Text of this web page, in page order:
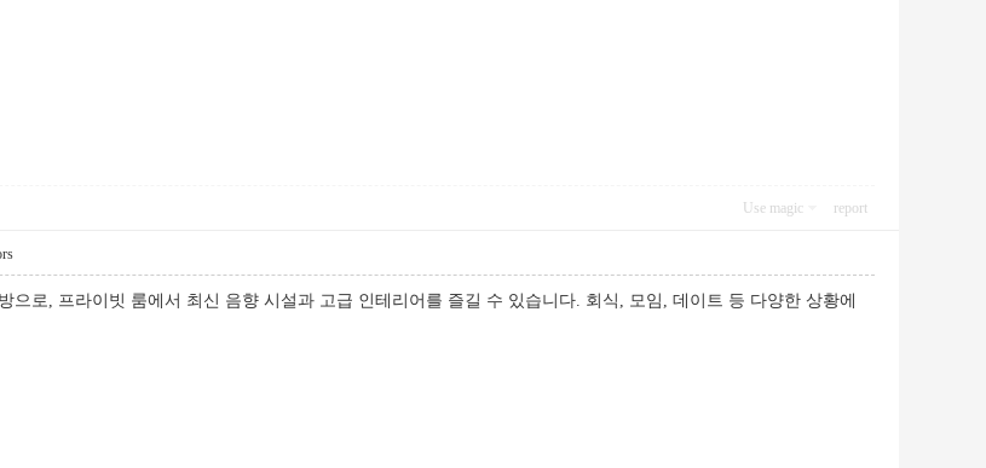
Use magic report
으로, 프라이빗 룸에서 최신 음향 시설과 고급 인테리어를 즐길 수 있습니다. 회식, 모임, 데이트 등 다양한 상황에